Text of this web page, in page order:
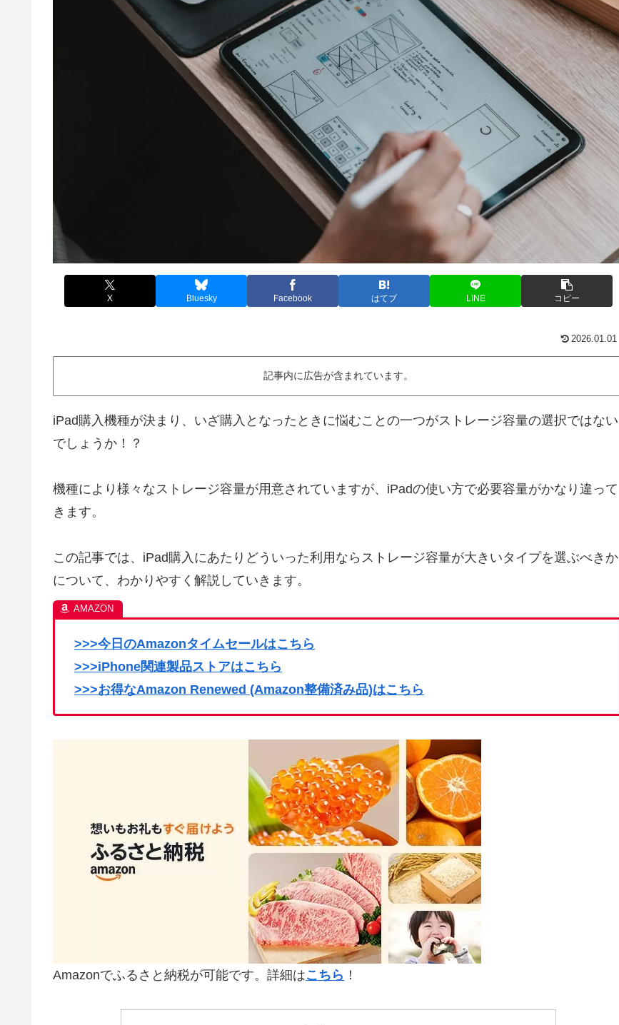
X Bluesky Facebook はてブ LINE コピー
2026.01.01
記事内に広告が含まれています。
iPad購入機種が決まり、いざ購入となったときに悩むことの一つがストレージ容量の選択ではない
でしょうか！？
機種により様々なストレージ容量が用意されていますが、iPadの使い方で必要容量がかなり違って
きます。
この記事では、iPad購入にあたりどういった利用ならストレージ容量が大きいタイプを選ぶべきか
について、わかりやすく解説していきます。
>>>今日のAmazonタイムセールはこちら
>>>iPhone関連製品ストアはこちら
>>>お得なAmazon Renewed (Amazon整備済み品)はこちら
Amazonでふるさと納税が可能です。詳細はこちら ！